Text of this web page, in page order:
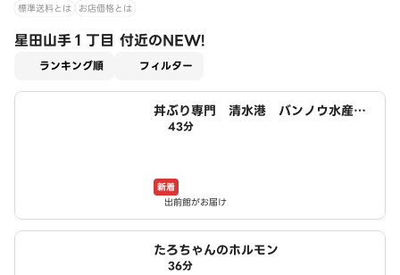
標準送料とは お店価格とは
星田山手１丁目 付近のNEW!
ランキング順 フィルター
丼ぶり専門 清水港 バンノウ水産
寝屋川太秦店
43分
新着
出前館がお届け
たろちゃんのホルモン
36分